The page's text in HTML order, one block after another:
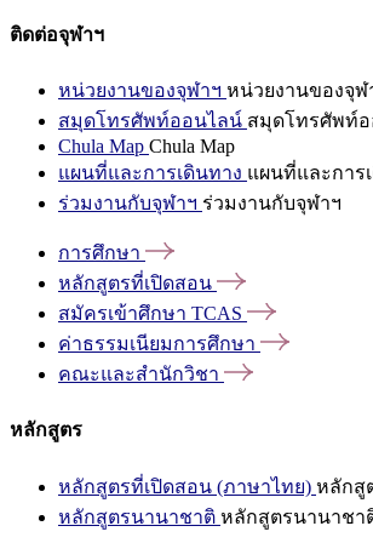
ติดต่อจุฬาฯ
หน่วยงานของจุฬาฯ หน่วยงานของจุฬ
สมุดโทรศัพท์ออนไลน์ สมุดโทรศัพท์
Chula Map Chula Map
แผนที่และการเดินทาง แผนที่และการ
ร่วมงานกับจุฬาฯ ร่วมงานกับจุฬาฯ
การศึกษา
หลักสูตรที่เปิดสอน
สมัครเข้าศึกษา TCAS
ค่าธรรมเนียมการศึกษา
คณะและสำนักวิชา
หลักสูตร
หลักสูตรที่เปิดสอน (ภาษาไทย) หลักสู
หลักสูตรนานาชาติ หลักสูตรนานาชา